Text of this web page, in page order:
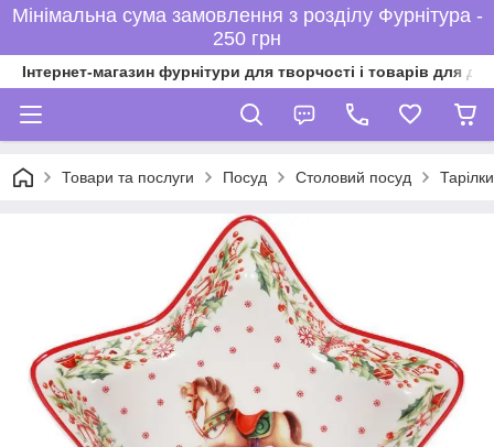
Мінімальна сума замовлення з розділу Фурнітура -
250 грн
Інтернет-магазин фурнітури для творчості і товарів для
Товари та послуги Посуд Столовий посуд Тарілки